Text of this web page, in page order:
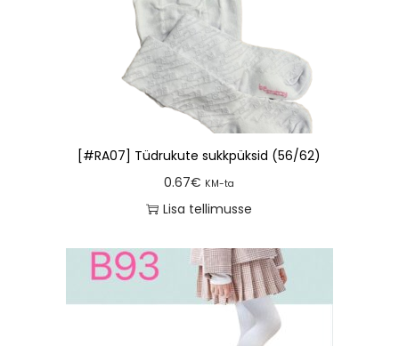
[#RA07] Tüdrukute sukkpüksid (56/62)
0.67€ KM-ta
Lisa tellimusse